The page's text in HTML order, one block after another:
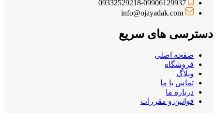
09332529218-09906129937
info@ojayadak.com
دسترسی های سریع
صفحه اصلی
فروشگاه
وبلاگ
تماس با ما
درباره ما
قوانین و مقررات